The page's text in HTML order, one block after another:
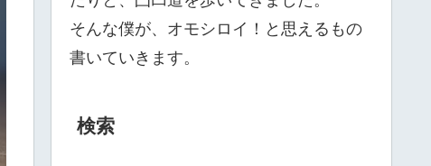
そんな僕が、オモシロイ！と思えるもの
書いていきます。
検索